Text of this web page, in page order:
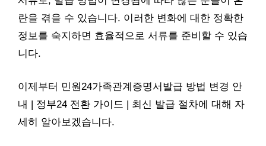
란을 겪을 수 있습니다. 이러한 변화에 대한 정확한
정보를 숙지하면 효율적으로 서류를 준비할 수 있습
니다.
이제부터 민원24가족관계증명서발급 방법 변경 안
내 | 정부24 전환 가이드 | 최신 발급 절차에 대해 자
세히 알아보겠습니다.